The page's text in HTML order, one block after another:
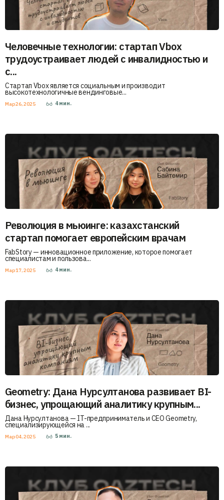
Человечные технологии: стартап Vbox
трудоустраивает людей с инвалидностью и
с...
Стартап Vbox является социальным и производит
высокотехнологичные вендинговые...
Мар 26, 2025 4мин.
Революция в мьюинге: казахстанский
стартап помогает европейским врачам
FabStory — инновационное приложение, которое помогает
специалистам и пользова...
Мар 17, 2025 4мин.
Geometry: Дана Нурсултанова развивает BI-
бизнес, упрощающий аналитику крупным...
Дана Нурсултанова — IT-предприниматель и CEO Geometry,
специализирующейся на ...
Мар 04, 2025 5 мин.